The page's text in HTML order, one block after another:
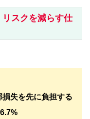
スクを減らす仕
損失を先に負担する